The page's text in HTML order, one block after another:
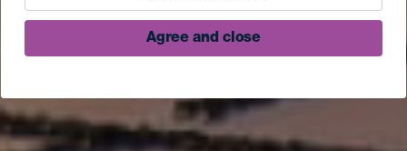
Agree and close